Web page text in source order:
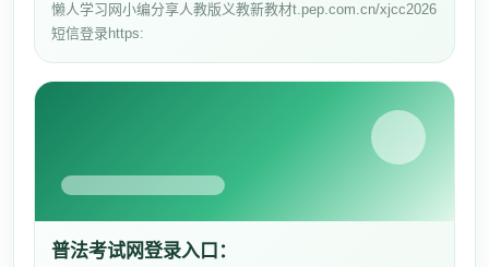
懒人学习网小编分享人教版义教新教材t.pep.com.cn/xjcc2026
短信登录https:
普法考试网登录入口：